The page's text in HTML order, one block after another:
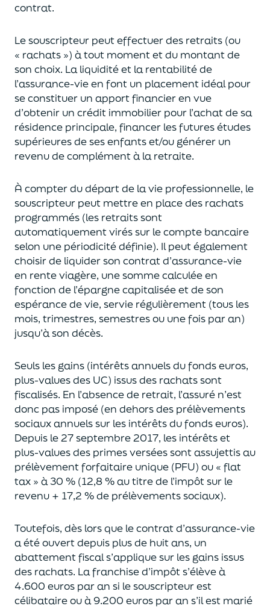
contrat.
Le souscripteur peut effectuer des retraits (ou
« rachats ») à tout moment et du montant de
son choix. Laliquiditéet la rentabilité de
l’assurance-vie en font un placement idéal pour
se constituer un apport financier en vue
d’obtenir un crédit immobilier pour l’achat desa
résidence principale, financer les futures études
supérieures de ses enfantset/ou générer un
revenu de complément à la retraite.
À compter du départ de la vie professionnelle, le
souscripteur peut mettre en place des rachats
programmés (les retraits sont
automatiquement virés sur le compte bancaire
selon une périodicité définie). Il peut également
choisirde liquider son contrat d’assurance-vie
en rente viagère, une somme calculée en
fonction de l’épargne capitalisée et deson
espérance de vie, servie régulièrement (tous les
mois, trimestres, semestres ou une fois par an)
jusqu’à son décès.
Seuls les gains (intérêts annuels du fonds euros,
plus-values des UC) issus des rachats sont
fiscalisés. En l’absence de retrait, l’assuré n’est
donc pas imposé (en dehors des prélèvements
sociaux annuels sur les intérêts du fonds euros).
Depuis le 27 septembre 2017, les intérêts et
plus-values des primes verséessont assujettis au
prélèvement forfaitaire unique (PFU) ou « flat
tax » à 30 % (12,8 % au titre de l’impôt sur le
revenu + 17,2 % de prélèvements sociaux).
Toutefois, dès lors que le contrat d’assurance-vie
a été ouvert depuis plus de huit ans, un
abattement fiscal s’applique sur les gains issus
des rachats. La franchise d’impôts’élève à
4.600 euros par an si le souscripteurest
célibataire ou à 9.200 euros par an s’il est marié